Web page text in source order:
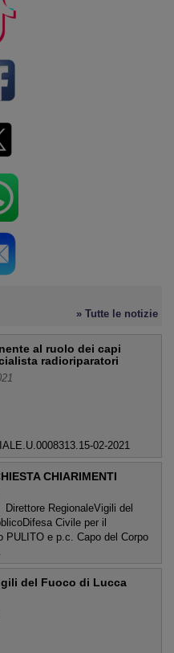
» Tutte le notizie
al ruolo dei capi
radioriparatori
02-2021
CHIARIMENTI
del
Civile per il
PULITO e p.c. Capo del Corpo
del Fuoco di Lucca